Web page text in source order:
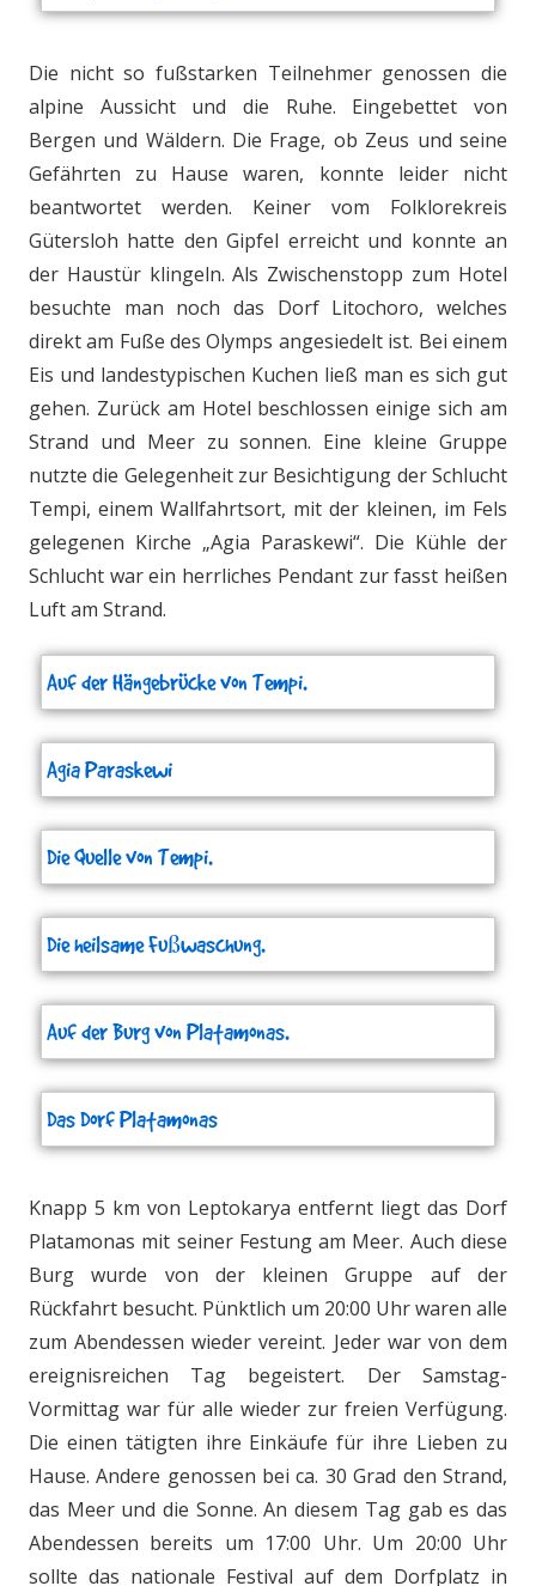
Die nicht so fußstarken Teilnehmer genossen die
alpine Aussicht und die Ruhe. Eingebettet von
Bergen und Wäldern. Die Frage, ob Zeus und seine
Gefährten zu Hause waren, konnte leider nicht
beantwortet werden. Keiner vom Folklorekreis
Gütersloh hatte den Gipfel erreicht und konnte an
der Haustür klingeln. Als Zwischenstopp zum Hotel
besuchte man noch das Dorf Litochoro, welches
direkt am Fuße des Olymps angesiedelt ist. Bei einem
Eis und landestypischen Kuchen ließ man es sich gut
gehen. Zurück am Hotel beschlossen einige sich am
Strand und Meer zu sonnen. Eine kleine Gruppe
nutzte die Gelegenheit zur Besichtigung der Schlucht
Tempi, einem Wallfahrtsort, mit der kleinen, im Fels
gelegenen Kirche „Agia Paraskewi“. Die Kühle der
Schlucht war ein herrliches Pendant zur fasst heißen
Luft am Strand.
Auf der Hängebrücke von Tempi.
Agia Paraskewi
Die Quelle von Tempi.
Die heilsame Fußwaschung.
Auf der Burg von Platamonas.
Das Dorf Platamonas
Knapp 5 km von Leptokarya entfernt liegt das Dorf
Platamonas mit seiner Festung am Meer. Auch diese
Burg wurde von der kleinen Gruppe auf der
Rückfahrt besucht. Pünktlich um 20:00 Uhr waren alle
zum Abendessen wieder vereint. Jeder war von dem
ereignisreichen Tag begeistert. Der Samstag-
Vormittag war für alle wieder zur freien Verfügung.
Die einen tätigten ihre Einkäufe für ihre Lieben zu
Hause. Andere genossen bei ca. 30 Grad den Strand,
das Meer und die Sonne. An diesem Tag gab es das
Abendessen bereits um 17:00 Uhr. Um 20:00 Uhr
sollte das nationale Festival auf dem Dorfplatz in